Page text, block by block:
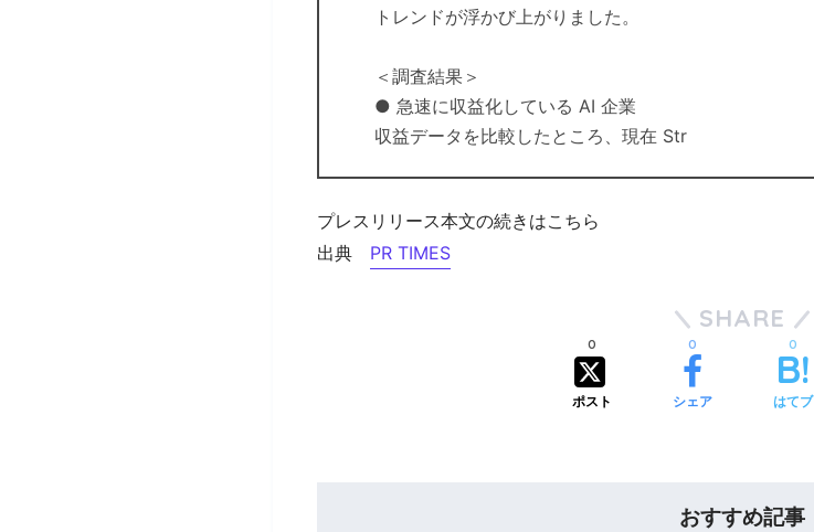
トレンドが浮かび上がりました。
＜調査結果＞
● 急速に収益化している AI 企業
収益データを比較したところ、現在 Str
プレスリリース本文の続きはこちら
出典 PR TIMES
SHARE
ポスト
0
シェア
0
はてブ
0
おすすめ記事